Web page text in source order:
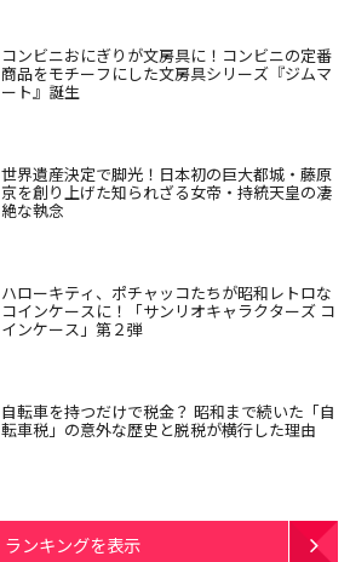
コンビニおにぎりが文房具に！コンビニの定番
商品をモチーフにした文房具シリーズ『ジムマ
ート』誕生
世界遺産決定で脚光！日本初の巨大都城・藤原
京を創り上げた知られざる女帝・持統天皇の凄
絶な執念
ハローキティ、ポチャッコたちが昭和レトロな
コインケースに！「サンリオキャラクターズ コ
インケース」第２弾
自転車を持つだけで税金？ 昭和まで続いた「自
転車税」の意外な歴史と脱税が横行した理由
ランキングを表示